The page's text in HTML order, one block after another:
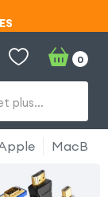
plus…
0